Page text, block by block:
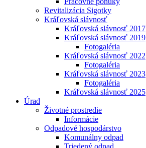
Revitalizácia Sigotky
Kráľovská slávnosť
Kráľovská slávnosť 2017
Kráľovská slávnosť 2019
Fotogaléria
Kráľovská slávnosť 2022
Fotogaléria
Kráľovská slávnosť 2023
Fotogaléria
Kráľovská slávnosť 2025
Úrad
Životné prostredie
Informácie
Odpadové hospodárstvo
Komunálny odpad